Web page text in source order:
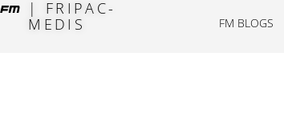
| FRIPAC-
MEDIS
FM BLOGS